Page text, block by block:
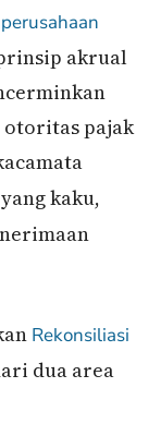
perusahaan
akrual
otoritas pajak
yang kaku,
Rekonsiliasi
dua area